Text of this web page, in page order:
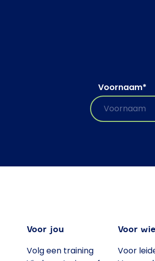
Voornaam*
Voor jou
Volg een training
Voor wie
Voor